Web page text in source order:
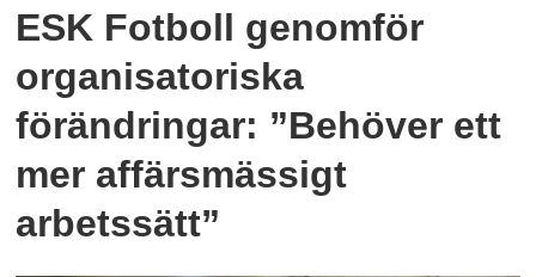
ESK Fotboll genomför
organisatoriska
förändringar: ”Behöver ett
mer affärsmässigt
arbetssätt”